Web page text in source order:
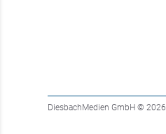
DiesbachMedien GmbH © 2026